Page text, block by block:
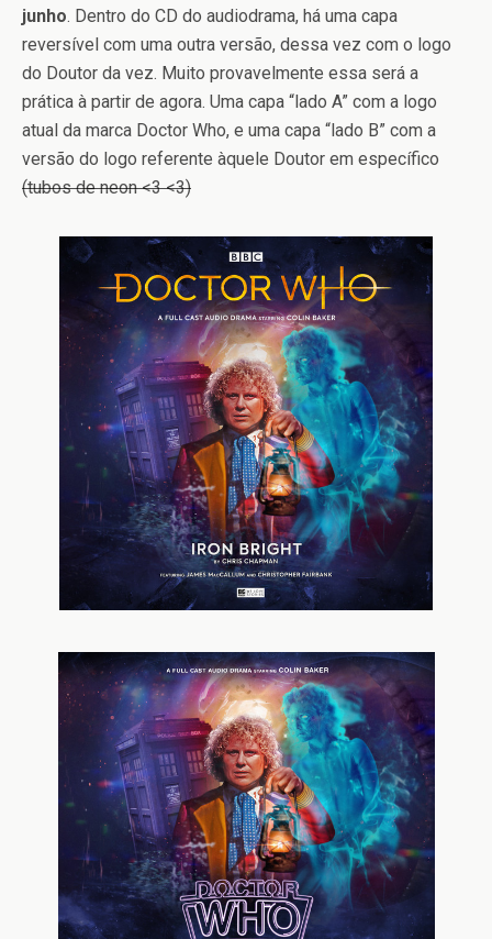
junho. Dentro do CD do audiodrama, há uma capa
reversível com uma outra versão, dessa vez com o logo
do Doutor da vez. Muito provavelmente essa será a
prática à partir de agora. Uma capa “lado A” com a logo
atual da marca Doctor Who, e uma capa “lado B” com a
versão do logo referente àquele Doutor em específico
(tubos de neon <3 <3)